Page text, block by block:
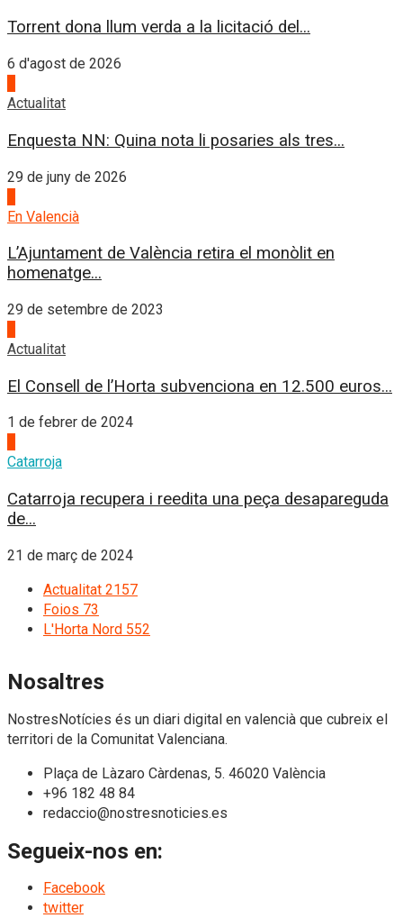
Torrent dona llum verda a la licitació del...
6 d'agost de 2026
Actualitat
Enquesta NN: Quina nota li posaries als tres...
29 de juny de 2026
En Valencià
L’Ajuntament de València retira el monòlit en
homenatge...
29 de setembre de 2023
Actualitat
El Consell de l’Horta subvenciona en 12.500 euros...
1 de febrer de 2024
Catarroja
Catarroja recupera i reedita una peça desapareguda
de...
21 de març de 2024
Actualitat 2157
Foios 73
L'Horta Nord 552
Nosaltres
NostresNotícies és un diari digital en valencià que cubreix el
territori de la Comunitat Valenciana.
Plaça de Làzaro Càrdenas, 5. 46020 València
+96 182 48 84
redaccio@nostresnoticies.es
Segueix-nos en:
Facebook
twitter